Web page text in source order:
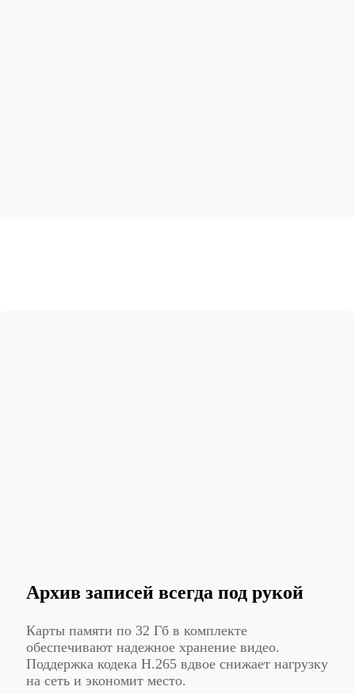
Архив записей всегда под рукой
Карты памяти по 32 Гб в комплекте
обеспечивают надежное хранение видео.
Поддержка кодека H.265 вдвое снижает нагрузку
на сеть и экономит место.